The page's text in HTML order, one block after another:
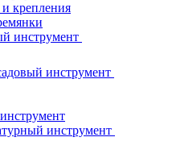
крепления
инструмент
инструмент
инструмент